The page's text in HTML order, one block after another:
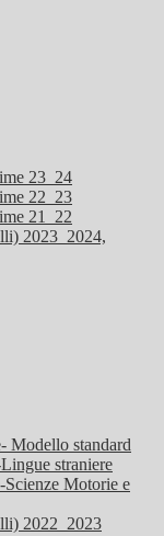
23_24
22_23
21_22
2023_2024,
Modello standard
straniere
Motorie e
2022_2023